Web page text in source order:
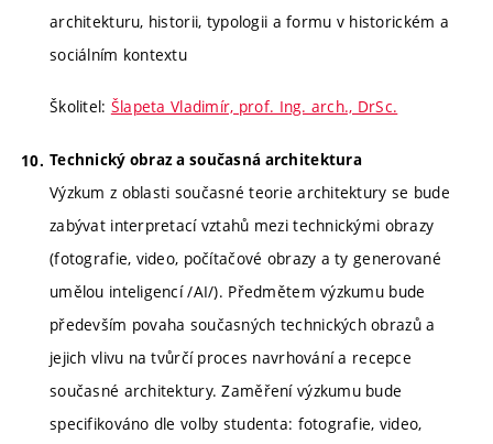
architekturu, historii, typologii a formu v historickém a
sociálním kontextu
Školitel: Šlapeta Vladimír, prof. Ing. arch., DrSc.
Technický obraz a současná architektura
Výzkum z oblasti současné teorie architektury se bude
zabývat interpretací vztahů mezi technickými obrazy
(fotografie, video, počítačové obrazy a ty generované
umělou inteligencí /AI/). Předmětem výzkumu bude
především povaha současných technických obrazů a
jejich vlivu na tvůrčí proces navrhování a recepce
současné architektury. Zaměření výzkumu bude
specifikováno dle volby studenta: fotografie, video,